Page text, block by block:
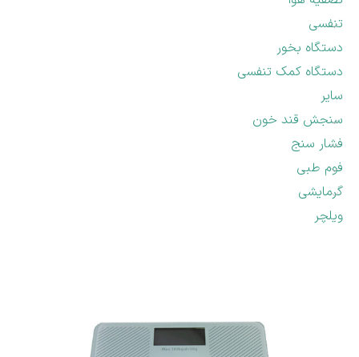
تنفسی
دستگاه بخور
دستگاه کمک تنفسی
سایر
سنجش قند خون
فشار سنج
فوم طبی
گرمایشی
ویلچر